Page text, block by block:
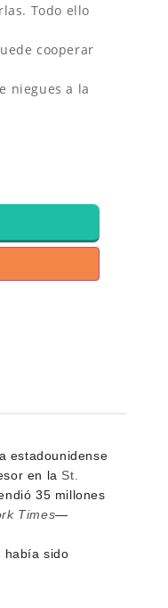
Todo ello
cooperar
niegues a la
estadounidense
en la St.
35 millones
Times—
había sido